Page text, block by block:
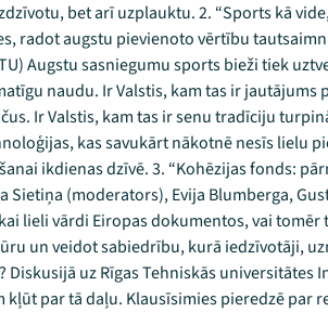
bet arī uzplauktu. 2. “Sports kā
radot augstu pievienoto vērtību
Augstu sasniegumu sports bieži tiek
naudu. Ir Valstis, kam tas ir jautājums
Ir Valstis, kam tas ir senu tradīciju
kas savukārt nākotnē nesīs lielu
ikdienas dzīvē. 3. “Kohēzijas fonds:
Sietiņa (moderators), Evija Blumberga,
lieli vārdi Eiropas dokumentos, vai
un veidot sabiedrību, kurā iedzīvotāji,
uz Rīgas Tehniskās universitātes
kļūt par tā daļu. Klausīsimies pieredzē par